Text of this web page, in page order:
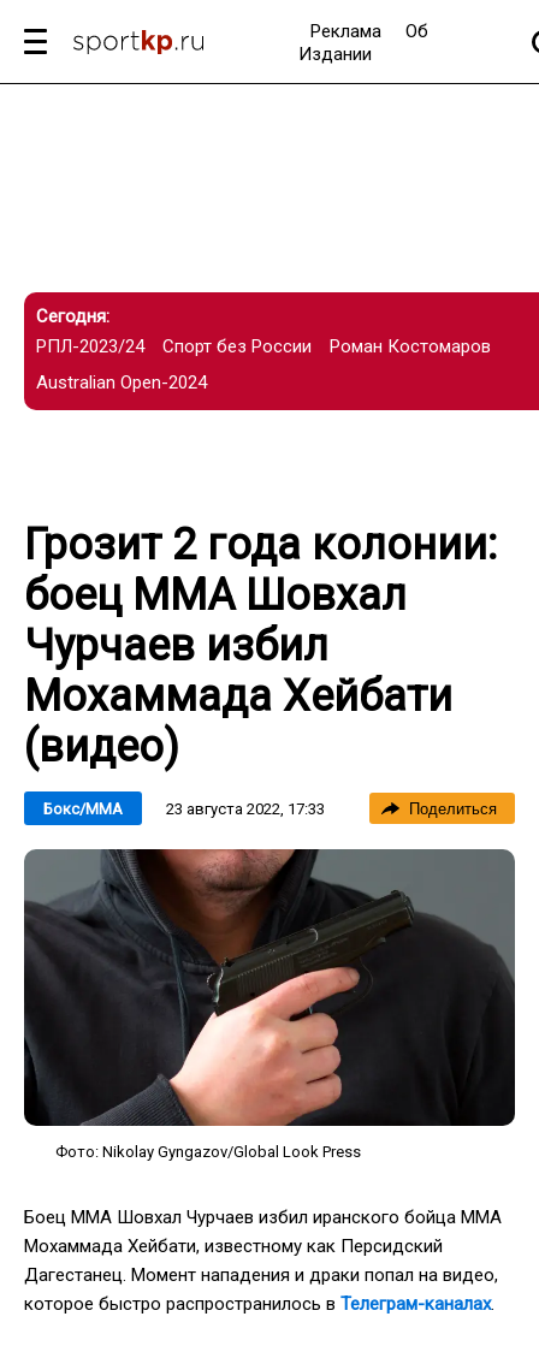
Реклама
Об
Издании
Сегодня:
РПЛ-2023/24
Спорт без России
Роман Костомаров
Australian Open-2024
Грозит 2 года колонии:
боец ММА Шовхал
Чурчаев избил
Мохаммада Хейбати
(видео)
Бокс/ММА 23 августа 2022, 17:33 Поделиться
Фото: Nikolay Gyngazov/Global Look Press
Боец ММА Шовхал Чурчаев избил иранского бойца ММА
Мохаммада Хейбати, известному как Персидский
Дагестанец. Момент нападения и драки попал на видео,
которое быстро распространилось в Телеграм-каналах.